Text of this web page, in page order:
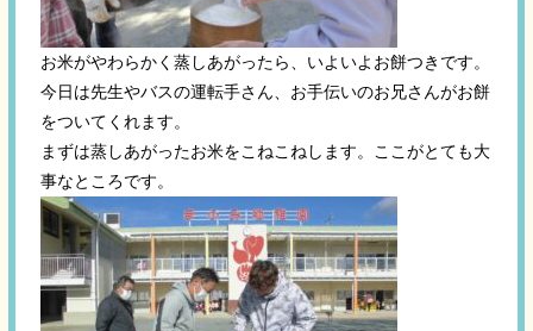
お米がやわらかく蒸しあがったら、いよいよお餅つきです。
今日は先生やバスの運転手さん、お手伝いのお兄さんがお餅
をついてくれます。
まずは蒸しあがったお米をこねこねします。ここがとても大
事なところです。